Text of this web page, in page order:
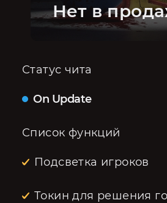
Нет в
Статус чита
On Update
Список функций
Подсветка игроков
Токин для решения